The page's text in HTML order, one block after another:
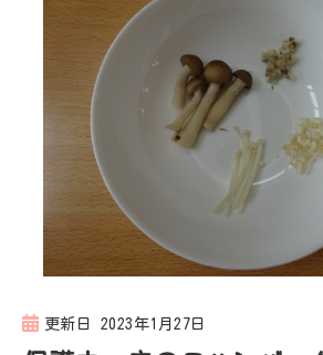
更新日 2023年1月27日